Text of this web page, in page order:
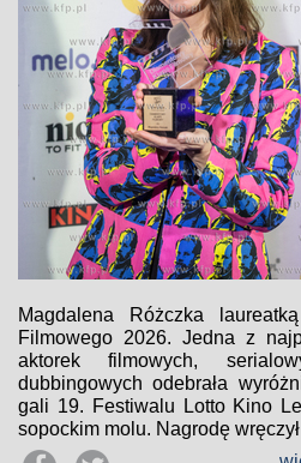
Magdalena Różczka
Filmowego 2026. Jedna z
aktorek filmowych,
dubbingowych odebrała
gali 19. Festiwalu Lotto Kino
sopockim molu. Nagrodę